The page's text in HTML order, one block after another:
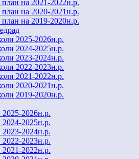
план на 2021-2022н.р.
план на 2020-2021н.р.
план на 2019-2020н.р.
2025-2026н.р.
2024-2025н.р.
2023-2024н.р.
2022-2023н.р.
2021-2022н.р.
2020-2021н.р.
2019-2020н.р.
2025-2026н.р.
2024-2025н.р.
2023-2024н.р.
2022-2023н.р.
2021-2022н.р.